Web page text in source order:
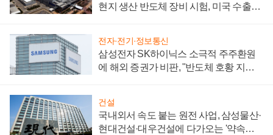
현지 생산 반도체 장비 시험, 미국 수출통
전자·전기·정보통신
삼성전자 SK하이닉스 소극적 주주환원
에 해외 증권가 비판, "반도체 호황 지속
건설
국내외서 속도 붙는 원전 사업, 삼성물산·
현대건설·대우건설에 다가오는 '약속의